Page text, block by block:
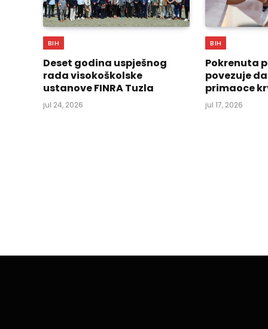
BIH
Deset godina uspješnog
rada visokoškolske
ustanove FINRA Tuzla
jul 24, 2026
BIH
Pokrenuta
povezuje
primaoce
jul 17, 2026